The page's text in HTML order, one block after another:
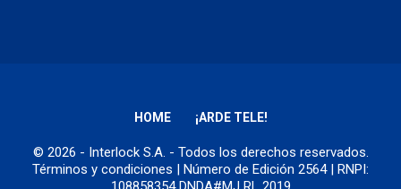
HOME ¡ARDE TELE!
© 2026 - Interlock S.A. - Todos los derechos reservados.
Términos y condiciones | Número de Edición 2564 | RNPI: